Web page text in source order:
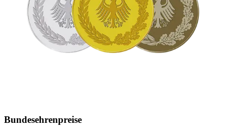
Bundesehrenpreise